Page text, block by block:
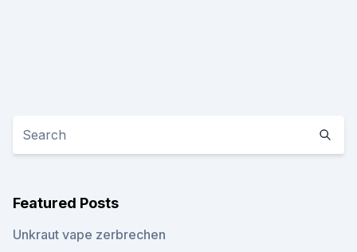
Featured Posts
Unkraut vape zerbrechen